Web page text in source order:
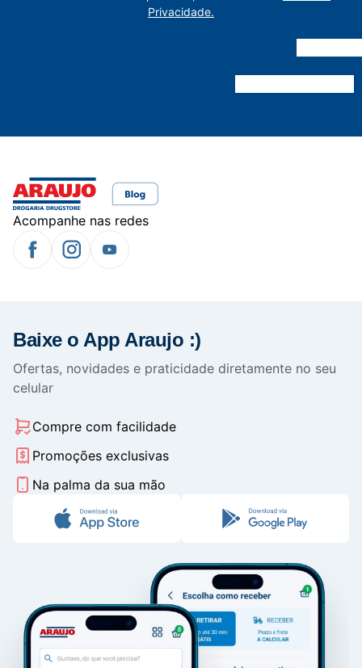
Privacidade.
Acompanhe nas redes
Baixe o App Araujo :)
Ofertas, novidades e praticidade diretamente no seu
celular
Compre com facilidade
Promoções exclusivas
Na palma da sua mão